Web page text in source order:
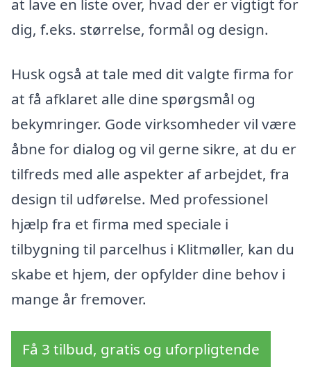
at lave en liste over, hvad der er vigtigt for
dig, f.eks. størrelse, formål og design.
Husk også at tale med dit valgte firma for
at få afklaret alle dine spørgsmål og
bekymringer. Gode virksomheder vil være
åbne for dialog og vil gerne sikre, at du er
tilfreds med alle aspekter af arbejdet, fra
design til udførelse. Med professionel
hjælp fra et firma med speciale i
tilbygning til parcelhus i Klitmøller, kan du
skabe et hjem, der opfylder dine behov i
mange år fremover.
Få 3 tilbud, gratis og uforpligtende